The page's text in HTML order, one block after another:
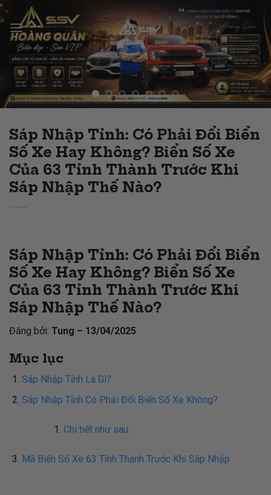
Skip
to
content
Sáp Nhập Tỉnh: Có Phải Đổi Biển
Số Xe Hay Không? Biển Số Xe
Của 63 Tỉnh Thành Trước Khi
Sáp Nhập Thế Nào?
Sáp Nhập Tỉnh: Có Phải Đổi Biển
Số Xe Hay Không? Biển Số Xe
Của 63 Tỉnh Thành Trước Khi
Sáp Nhập Thế Nào?
Đăng bởi: Tung – 13/04/2025
Mục lục
Sáp Nhập Tỉnh Là Gì?
Sáp Nhập Tỉnh Có Phải Đổi Biển Số Xe Không?
Chi tiết như sau:
Mã Biển Số Xe 63 Tỉnh Thành Trước Khi Sáp Nhập